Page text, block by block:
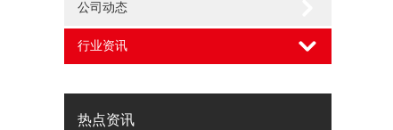
公司动态
行业资讯
热点资讯